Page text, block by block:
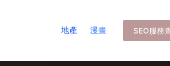
地產 漫畫 SEO服務